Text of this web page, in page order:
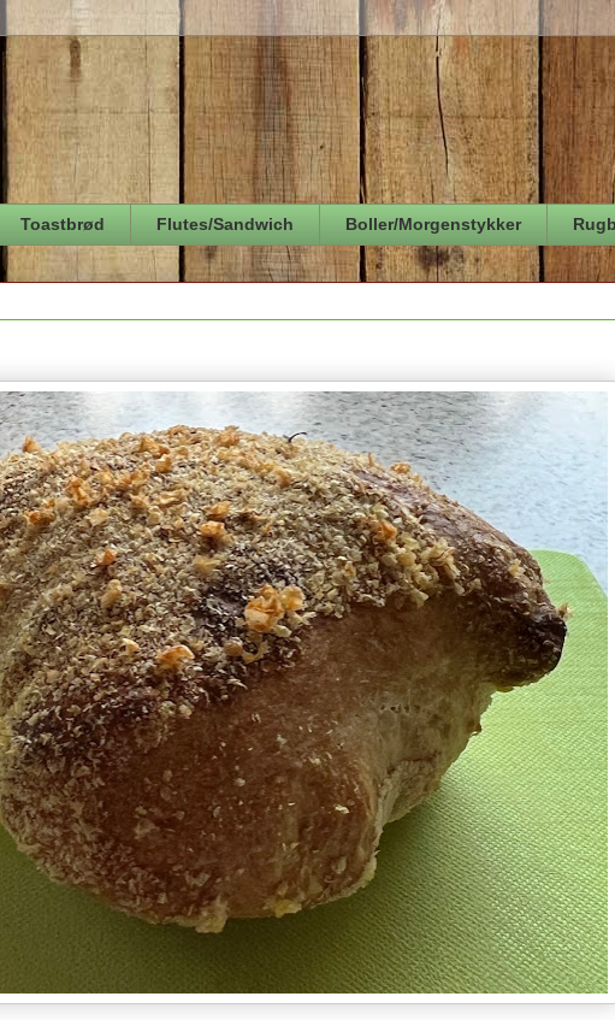
Toastbrød Flutes/Sandwich Boller/Morgenstykker